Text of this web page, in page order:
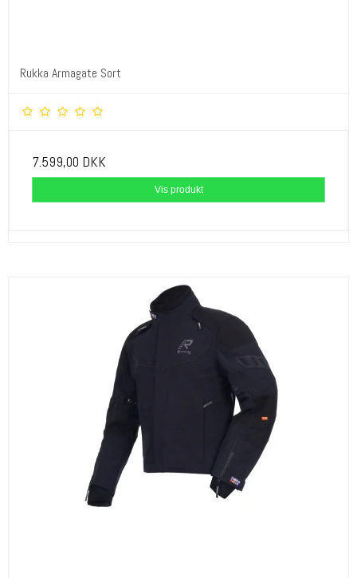
Rukka Armagate Sort
7.599,00 DKK
Vis produkt